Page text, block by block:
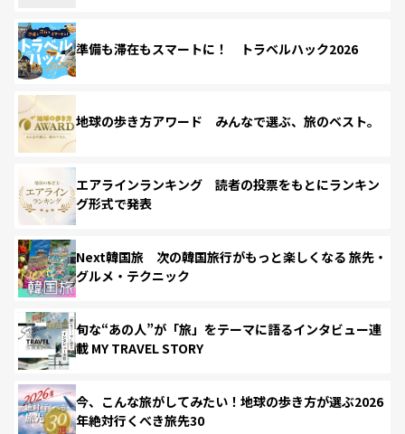
準備も滞在もスマートに！ トラベルハック2026
地球の歩き方アワード みんなで選ぶ、旅のベスト。
エアラインランキング 読者の投票をもとにランキン
グ形式で発表
Next韓国旅 次の韓国旅行がもっと楽しくなる 旅先・
グルメ・テクニック
旬な“あの人”が「旅」をテーマに語るインタビュー連
載 MY TRAVEL STORY
今、こんな旅がしてみたい！地球の歩き方が選ぶ2026
年絶対行くべき旅先30